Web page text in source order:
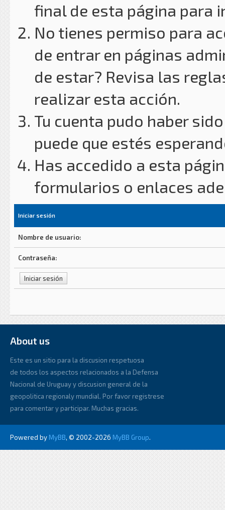
final de esta página para
No tienes permiso para
de entrar en páginas
de estar? Revisa las
realizar esta acción.
Tu cuenta pudo haber
puede que estés
Has accedido a esta
formularios o enlaces
Iniciar sesión
Nombre de usuario:
Contraseña:
About us
Este es un sitio para la discusion respetuosa
de todos los aspectos relacionados a la Defensa
Nacional de Uruguay y discusion general de la
geopolitica regionaly mundial. Por favor registrese
para comentar y participar. Muchas gracias.
Powered by MyBB, © 2002-2026 MyBB Group.